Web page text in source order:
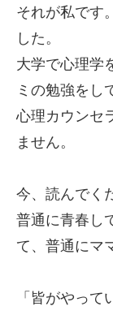
それが私です
した。
大学で心理学
ミの勉強をし
心理カウンセ
ません。
今、読んでく
普通に青春し
て、普通にマ
「皆がやって